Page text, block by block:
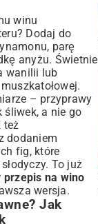
winu
Dodaj do
parę
anyżu. Świetnie
wanilii lub
– przyprawy
śliwek, a nie go
też
dodaniem
fig, które
To już
przepis na wino
wersja.
Jak